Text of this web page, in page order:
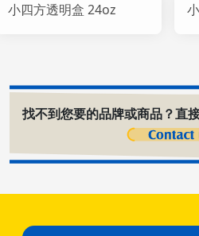
小四方透明盒 24oz
找不到您要的品牌或商品？直